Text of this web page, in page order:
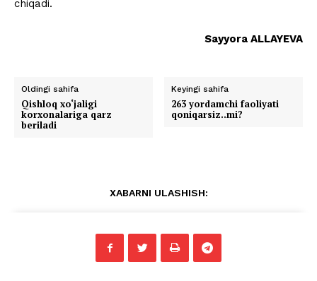
chiqadi.
Sayyora ALLAYEVA
Oldingi sahifa
Qishloq xo‘jaligi
korxonalariga qarz
beriladi
Keyingi sahifa
263 yordamchi faoliyati
qoniqarsiz..mi?
XABARNI ULASHISH: